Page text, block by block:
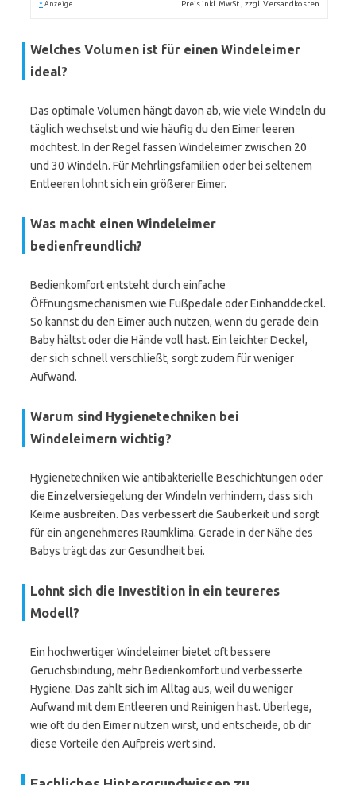
* Anzeige Preis inkl. MwSt., zzgl. Versandkosten
Welches Volumen ist für einen Windeleimer
ideal?
Das optimale Volumen hängt davon ab, wie viele Windeln du
täglich wechselst und wie häufig du den Eimer leeren
möchtest. In der Regel fassen Windeleimer zwischen 20
und 30 Windeln. Für Mehrlingsfamilien oder bei seltenem
Entleeren lohnt sich ein größerer Eimer.
Was macht einen Windeleimer
bedienfreundlich?
Bedienkomfort entsteht durch einfache
Öffnungsmechanismen wie Fußpedale oder Einhanddeckel.
So kannst du den Eimer auch nutzen, wenn du gerade dein
Baby hältst oder die Hände voll hast. Ein leichter Deckel,
der sich schnell verschließt, sorgt zudem für weniger
Aufwand.
Warum sind Hygienetechniken bei
Windeleimern wichtig?
Hygienetechniken wie antibakterielle Beschichtungen oder
die Einzelversiegelung der Windeln verhindern, dass sich
Keime ausbreiten. Das verbessert die Sauberkeit und sorgt
für ein angenehmeres Raumklima. Gerade in der Nähe des
Babys trägt das zur Gesundheit bei.
Lohnt sich die Investition in ein teureres
Modell?
Ein hochwertiger Windeleimer bietet oft bessere
Geruchsbindung, mehr Bedienkomfort und verbesserte
Hygiene. Das zahlt sich im Alltag aus, weil du weniger
Aufwand mit dem Entleeren und Reinigen hast. Überlege,
wie oft du den Eimer nutzen wirst, und entscheide, ob dir
diese Vorteile den Aufpreis wert sind.